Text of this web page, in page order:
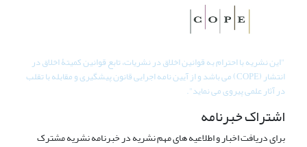
"این نشریه با احترام به قوانین اخلاق در نشریات، تابع قوانین کمیتۀ اخلاق در
انتشار (COPE) می باشد و از آیین نامه اجرایی قانون پیشگیری و مقابله با تقلب
در آثار علمی پیروی می نماید".
اشتراک خبرنامه
برای دریافت اخبار و اطلاعیه های مهم نشریه در خبرنامه نشریه مشترک